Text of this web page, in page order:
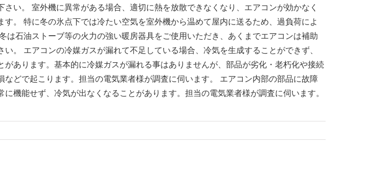
さい。 室外機に異常がある場合、適切に熱を放散できなくなり、エアコンが効かなく
す。 特に冬の氷点下では冷たい空気を室外機から温めて屋内に送るため、過負荷によ
は石油ストーブ等の火力の強い暖房器具をご使用いただき、あくまでエアコンは補助
い。 エアコンの冷媒ガスが漏れて不足している場合、冷気を生成することができず、
があります。基本的に冷媒ガスが漏れる事はありませんが、部品が劣化・老朽化や接続
などで起こります。担当の電気業者様が調査に伺います。 エアコン内部の部品に故障
に機能せず、冷気が出なくなることがあります。担当の電気業者様が調査に伺います。